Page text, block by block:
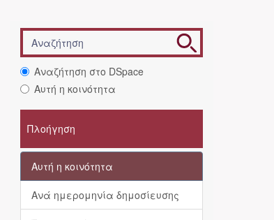
Αναζήτηση στο DSpace
Αυτή η κοινότητα
Πλοήγηση
Αυτή η κοινότητα
Ανά ημερομηνία δημοσίευσης